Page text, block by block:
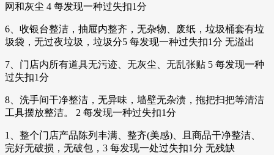
网和灰尘 4 每发现一种过失扣1分
6、收银台整洁，抽屉内整齐，无杂物、废纸，垃圾桶套有垃
圾袋，无过夜垃圾，垃圾分5 每发现一种过失扣1分 无溢出
7、门店内所有道具无污迹、无灰尘、无乱张贴 5 每发现一种
过失扣1分
8、洗手间干净整洁，无异味，墙壁无杂渍，拖把扫把等清洁
工具摆放整洁。 2 每发现一种过失扣1分
1、整个门店产品陈列丰满、整齐(美感)、且商品干净整洁、
完好无破损，无破包，3 每发现一处过失扣1分 无残缺